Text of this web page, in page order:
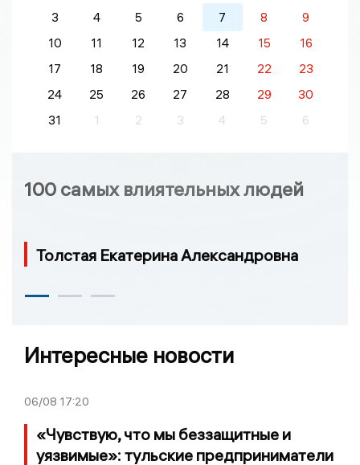
3
4 5 6 7 8
9
10
11 12 13 14 15
16
17
18 19 20 21 22
23
24
25 26 27 28 29
30
31
1 2 3 4 5 6
100 самых влиятельных людей
Толстая Екатерина Александровна
Интересные новости
06/08 17:20
«Чувствую, что мы беззащитные и
уязвимые»: тульские предприниматели